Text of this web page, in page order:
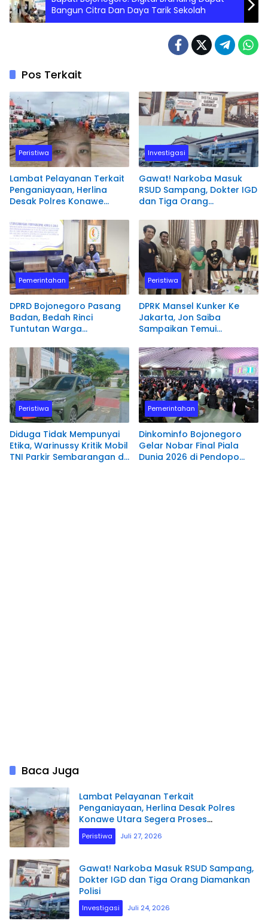
Bangun Citra Dan Daya Tarik Sekolah
Pos Terkait
Peristiwa
Lambat Pelayanan Terkait
Penganiayaan, Herlina
Desak Polres Konawe
Laporannya.
Investigasi
Gawat! Narkoba Masuk
RSUD Sampang, Dokter IGD
dan Tiga Orang
Pemerintahan
DPRD Bojonegoro Pasang
Badan, Bedah Rinci
Tuntutan Warga
Bendungan Karangnongko
Peristiwa
DPRK Mansel Kunker Ke
Jakarta, Jon Saiba
Sampaikan Temui
Melaksanakan Diskusi
Terkait Masa Depan
Sumber daya Manusia.
Peristiwa
Diduga Tidak Mempunyai
Etika, Warinussy Kritik Mobil
TNI Parkir Sembarangan di
Pemerintahan
Dinkominfo Bojonegoro
Gelar Nobar Final Piala
Dunia 2026 di Pendopo
Baca Juga
Lambat Pelayanan Terkait
Penganiayaan, Herlina Desak Polres
Konawe Utara Segera Proses
Laporannya.
Peristiwa Juli 27, 2026
Gawat! Narkoba Masuk RSUD Sampang,
Dokter IGD dan Tiga Orang Diamankan
Polisi
Investigasi Juli 24, 2026